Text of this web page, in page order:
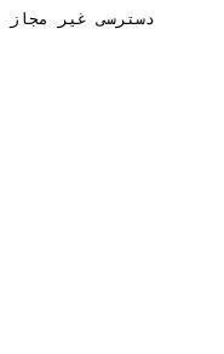
دسترسی غیر مجاز